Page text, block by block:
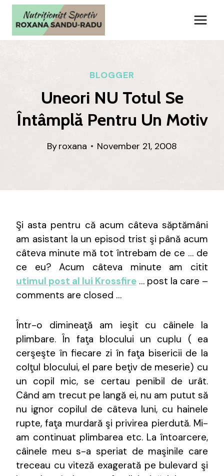
Skip
content
BLOGGER
Uneori NU Totul Se
Întâmplă Pentru Un Motiv
Byroxana November 21, 2008
Şi asta pentru că acum câteva săptămâni
am asistant la un episod trist şi până acum
câteva minute mă tot întrebam de ce … de
ce eu? Acum câteva minute am citit
utimul post al lui Krossfire … post la care –
comments are closed …
Într-o dimineaţă am ieşit cu câinele la
plimbare. În faţa blocului un cuplu ( ea
cerşeşte în fiecare zi în faţa bisericii de la
colţul blocului, el pare beţiv de meserie) cu
un copil mic, se certau penibil de urât.
Când am trecut pe langă ei, nu am putut să
nu ignor copilul de câteva luni, cu hainele
rupte, faţa murdară şi privirea pierdută. Mi-
am continuat plimbarea etc. La întoarcere,
câinele meu s-a speriat de maşinile care
treceau cu viteză exagerată pe bulevard şi